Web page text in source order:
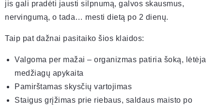
jis gali pradėti jausti silpnumą, galvos skausmus,
nervingumą, o tada… mesti dietą po 2 dienų.
Taip pat dažnai pasitaiko šios klaidos:
Valgoma per mažai – organizmas patiria šoką, lėtėja
medžiagų apykaita
Pamirštamas skysčių vartojimas
Staigus grįžimas prie riebaus, saldaus maisto po